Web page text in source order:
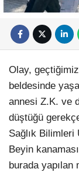
Olay,
beldesinde
annesi Z.K. ve
düştüğü
Sağlık Bilimleri
Beyin
burada yapılan